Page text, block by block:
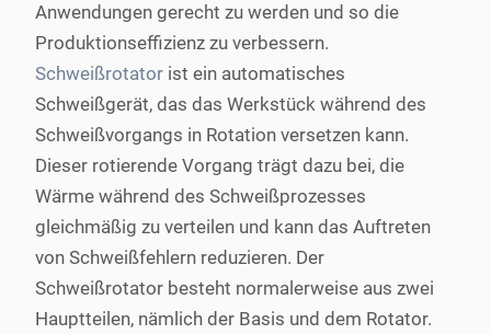
Anwendungen gerecht zu werden und so die
Produktionseffizienz zu verbessern.
Schweißrotator ist ein automatisches
Schweißgerät, das das Werkstück während des
Schweißvorgangs in Rotation versetzen kann.
Dieser rotierende Vorgang trägt dazu bei, die
Wärme während des Schweißprozesses
gleichmäßig zu verteilen und kann das Auftreten
von Schweißfehlern reduzieren. Der
Schweißrotator besteht normalerweise aus zwei
Hauptteilen, nämlich der Basis und dem Rotator.